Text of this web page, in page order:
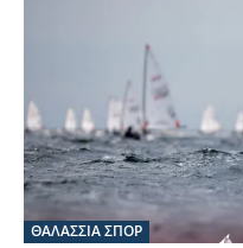
ΘΑΛΆΣΣΙΑ ΣΠΟΡ